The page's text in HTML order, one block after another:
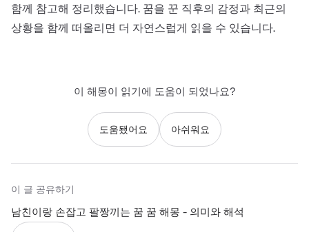
함께 참고해 정리했습니다. 꿈을 꾼 직후의 감정과 최근의
상황을 함께 떠올리면 더 자연스럽게 읽을 수 있습니다.
이 해몽이 읽기에 도움이 되었나요?
도움됐어요 아쉬워요
이 글 공유하기
남친이랑 손잡고 팔짱끼는 꿈 꿈 해몽 - 의미와 해석